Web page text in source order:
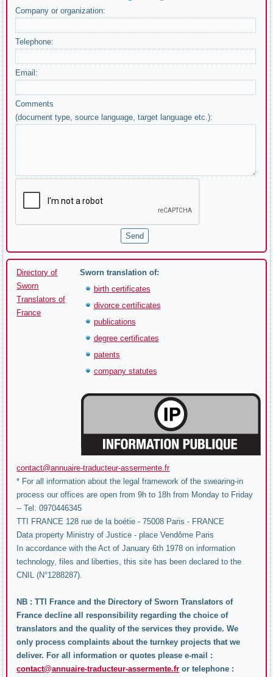
Company or organization:
Telephone:
Email:
Comments
(document type, source language, target language etc.):
Sworn translation of:
birth certificates
divorce certificates
publications
degree certificates
patents
company statutes
Directory of
Sworn
Translators of
France
contact@annuaire-traducteur-assermente.fr
* For all information about the legal framework of the swearing-in
process our offices are open from 9h to 18h from Monday to Friday
-- Tel: 0970446345
TTI FRANCE 128 rue de la boétie - 75008 Paris - FRANCE
Data property Ministry of Justice - place Vendôme Paris
In accordance with the Act of January 6th 1978 on information
technology, files and liberties, this site has been declared to the
CNIL (N°1288287).
NB : TTI France and the Directory of Sworn Translators of
France decline all responsibility regarding the choice of
translators and the quality of the services they provide. We
only process complaints about the turnkey projects that we
deliver. For all information or quotes please e-mail :
contact@annuaire-traducteur-assermente.fr or telephone :